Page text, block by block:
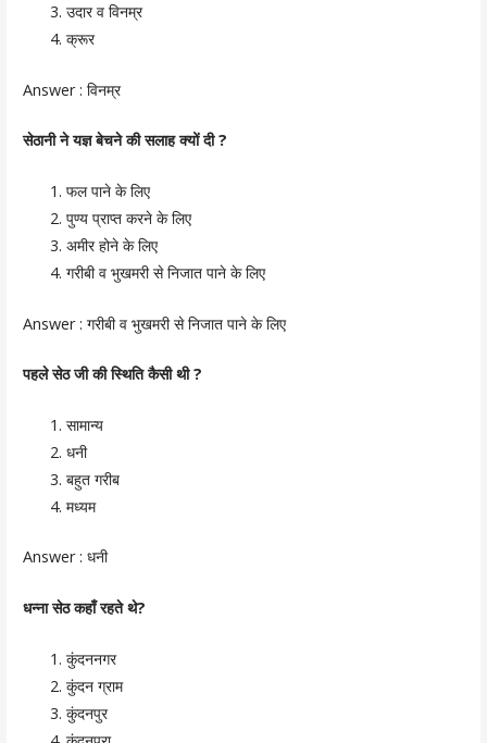
उदार व विनम्र
क्रूर
Answer : विनम्र
सेठानी ने यज्ञ बेचने की सलाह क्यों दी ?
फल पाने के लिए
पुण्य प्राप्त करने के लिए
अमीर होने के लिए
गरीबी व भुखमरी से निजात पाने के लिए
Answer : गरीबी व भुखमरी से निजात पाने के लिए
पहले सेठ जी की स्थिति कैसी थी ?
सामान्य
धनी
बहुत गरीब
मध्यम
Answer : धनी
धन्ना सेठ कहाँ रहते थे?
कुंदननगर
कुंदन ग्राम
कुंदनपुर